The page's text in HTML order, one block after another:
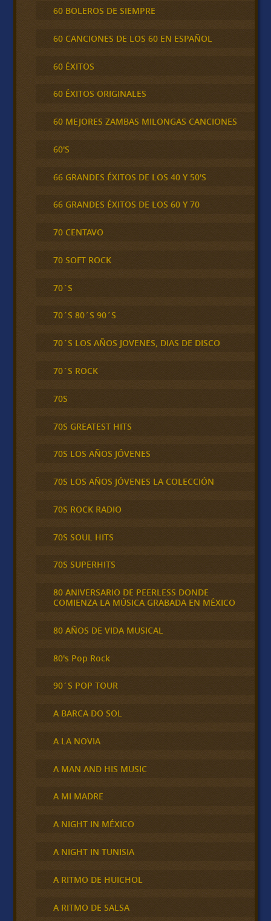
60 BOLEROS DE SIEMPRE
60 CANCIONES DE LOS 60 EN ESPAÑOL
60 ÉXITOS
60 ÉXITOS ORIGINALES
60 MEJORES ZAMBAS MILONGAS CANCIONES
60'S
66 GRANDES ÉXITOS DE LOS 40 Y 50'S
66 GRANDES ÉXITOS DE LOS 60 Y 70
70 CENTAVO
70 SOFT ROCK
70´S
70´S 80´S 90´S
70´S LOS AÑOS JOVENES, DIAS DE DISCO
70´S ROCK
70S
70S GREATEST HITS
70S LOS AÑOS JÓVENES
70S LOS AÑOS JÓVENES LA COLECCIÓN
70S ROCK RADIO
70S SOUL HITS
70S SUPERHITS
80 ANIVERSARIO DE PEERLESS DONDE
COMIENZA LA MÚSICA GRABADA EN MÉXICO
80 AÑOS DE VIDA MUSICAL
80's Pop Rock
90´S POP TOUR
A BARCA DO SOL
A LA NOVIA
A MAN AND HIS MUSIC
A MI MADRE
A NIGHT IN MÉXICO
A NIGHT IN TUNISIA
A RITMO DE HUICHOL
A RITMO DE SALSA